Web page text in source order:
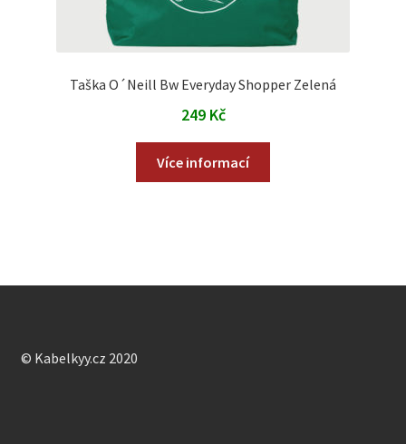
Taška O´Neill Bw Everyday Shopper Zelená
249 Kč
Více informací
© Kabelkyy.cz 2020